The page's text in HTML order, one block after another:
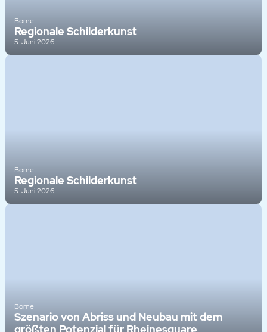
Borne
Regionale Schilderkunst
5. Juni 2026
Borne
Regionale Schilderkunst
5. Juni 2026
Borne
Szenario von Abriss und Neubau mit dem
größten Potenzial für Rheinesquare